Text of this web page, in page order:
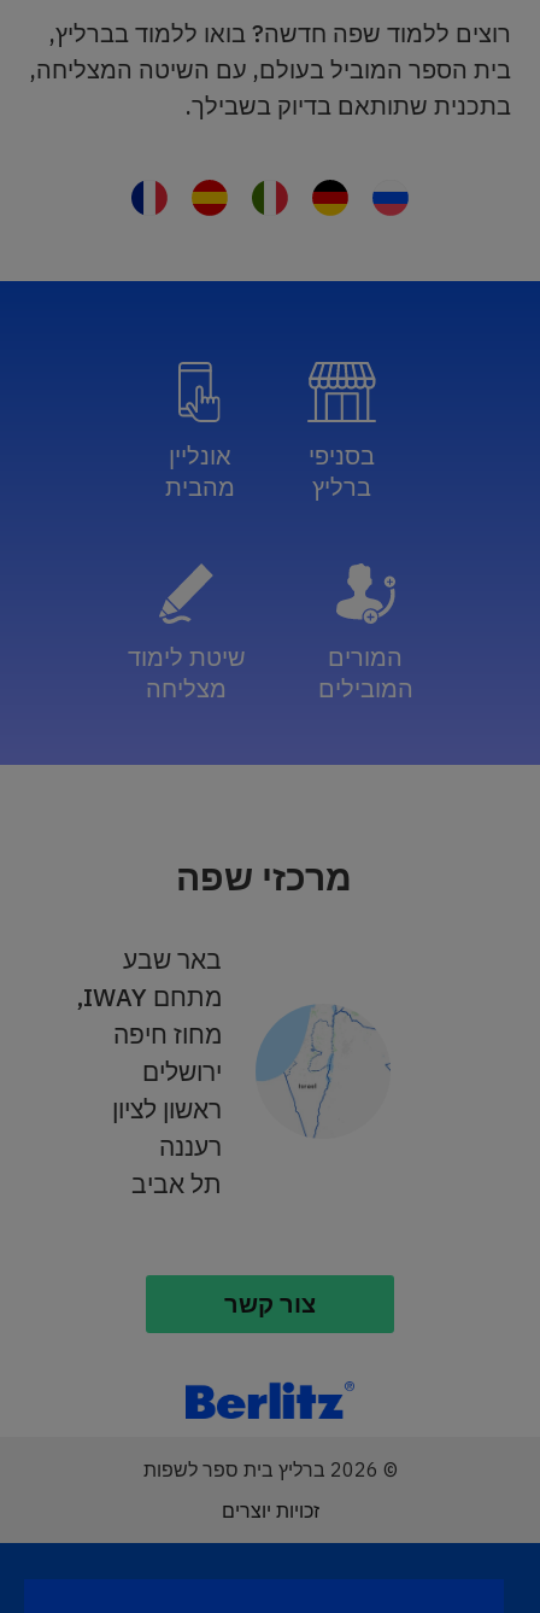
רוצים ללמוד שפה חדשה? בואו ללמוד בברליץ,
בית הספר המוביל בעולם, עם השיטה המצליחה,
בתכנית שתותאם בדיוק בשבילך.
אונליין
מהבית
בסניפי
ברליץ
שיטת לימוד
מצליחה
המורים
המובילים
מרכזי שפה
באר שבע
מתחם IWAY,
מחוז חיפה
ירושלים
ראשון לציון
רעננה
תל אביב
צור קשר
© 2026 ברליץ בית ספר לשפות
זכויות יוצרים